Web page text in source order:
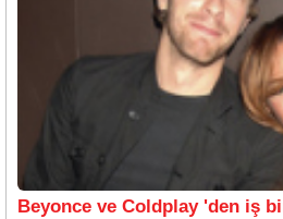
Beyonce ve Coldplay 'den iş